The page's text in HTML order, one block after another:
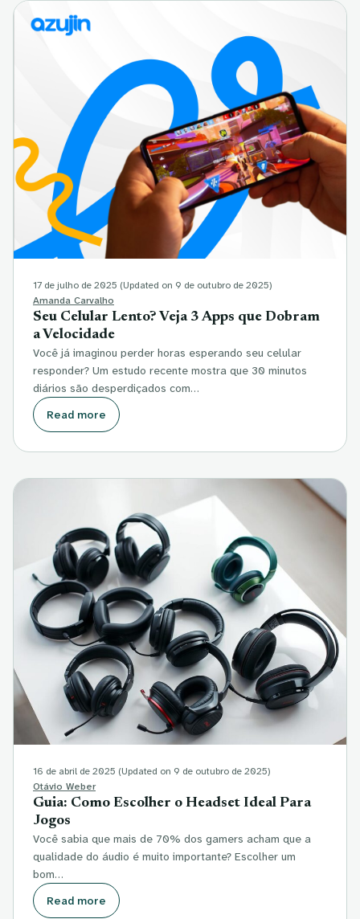
17 de julho de 2025 (Updated on 9 de outubro de 2025)
Amanda Carvalho
Seu Celular Lento? Veja 3 Apps que Dobram
a Velocidade
Você já imaginou perder horas esperando seu celular
responder? Um estudo recente mostra que 30 minutos
diários são desperdiçados com…
Read more
16 de abril de 2025 (Updated on 9 de outubro de 2025)
Otávio Weber
Guia: Como Escolher o Headset Ideal Para
Jogos
Você sabia que mais de 70% dos gamers acham que a
qualidade do áudio é muito importante? Escolher um
bom…
Read more